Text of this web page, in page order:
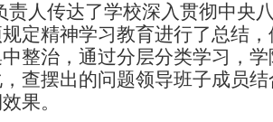
责人传达了学校深入贯彻中央
定精神学习教育进行了总结
整治，通过分层分类学习，
查摆出的问题领导班子成员
果。